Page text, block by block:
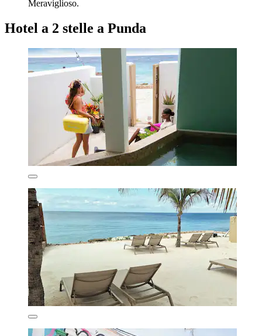
Meraviglioso.
Hotel a 2 stelle a Punda